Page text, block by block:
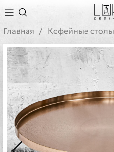
Главная Кофейные столы